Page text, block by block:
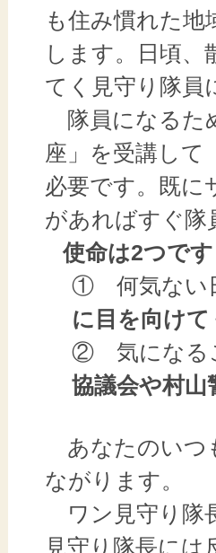
も住み慣れた地
します。日頃
てく見守り隊員
隊員になるた
座」を受講して
必要です。既に
があればすぐ隊
使命は2つです
① 何気ない
に目を向けて
② 気になる
協議会や村山
あなたのいつ
ながります。
ワン見守り隊
見守り隊長に